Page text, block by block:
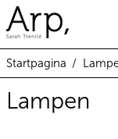
Startpagina /
Lampen